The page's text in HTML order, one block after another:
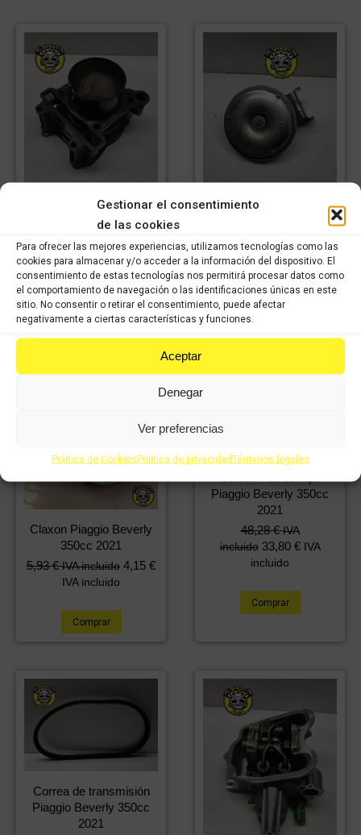
Gestionar el consentimiento
de las cookies
Para ofrecer las mejores experiencias, utilizamos tecnologías como las
cookies para almacenar y/o acceder a la información del dispositivo. El
consentimiento de estas tecnologías nos permitirá procesar datos como
el comportamiento de navegación o las identificaciones únicas en este
sitio. No consentir o retirar el consentimiento, puede afectar
negativamente a ciertas características y funciones.
Aceptar
Denegar
Ver preferencias
Política de CookiesPolítica de privacidadTérminos legales
Cilindro con pistón
Piaggio Beverly 350cc
145,08€ IVA
incluido 101,56€ IVA
incluido
Claxon Piaggio Beverly
11,98€ IVA
incluido 8,39€ IVA
incluido
Claxon Piaggio Beverly
350cc 2021
5,93€ IVA incluido 4,15 €
IVA incluido
Comprar
Piaggio Beverly 350cc
2021
48,28€ IVA
incluido 33,80 € IVA
incluido
Comprar
Correa de transmisión
Piaggio Beverly 350cc
2021